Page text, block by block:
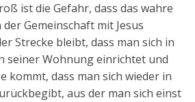
ist die Gefahr, dass das wahre
Gemeinschaft mit Jesus
Strecke bleibt, dass man sich in
seiner Wohnung einrichtet und
kommt, dass man sich wieder in
aus der man sich einst